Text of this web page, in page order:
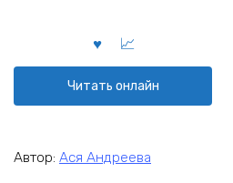
Читать онлайн
Автор: Ася Андреева